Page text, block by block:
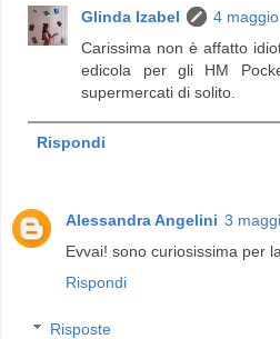
Glinda Izabel
4
Carissima non è affatto
edicola per gli HM
supermercati di solito.
Rispondi
Alessandra Angelini 3
Evvai! sono curiosissima per
Rispondi
Risposte